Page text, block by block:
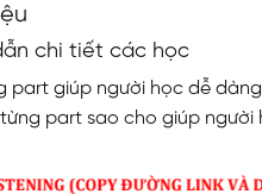
chi tiết các học
part giúp người học dễ
part sao cho giúp người